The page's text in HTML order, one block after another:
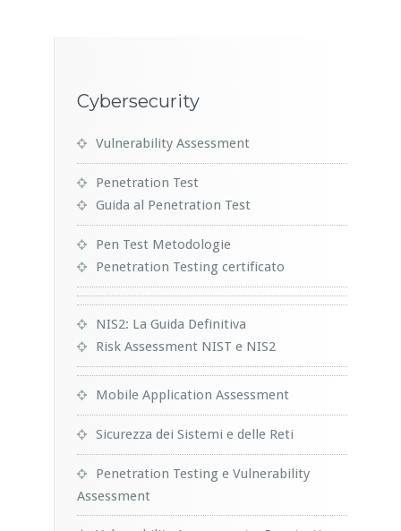
Cybersecurity
Vulnerability Assessment
Penetration Test
Guida al Penetration Test
Pen Test Metodologie
Penetration Testing certificato
NIS2: La Guida Definitiva
Risk Assessment NIST e NIS2
Mobile Application Assessment
Sicurezza dei Sistemi e delle Reti
Penetration Testing e Vulnerability
Assessment